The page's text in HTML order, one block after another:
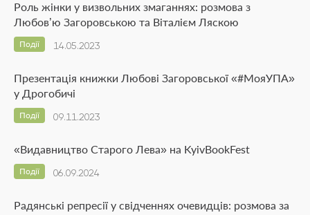
Роль жінки у визвольних змаганнях: розмова з
Любов’ю Загоровською та Віталієм Ляскою
14.05.2023
Події
Презентація книжки Любові Загоровської «#МояУПА»
у Дрогобичі
09.11.2023
Події
«Видавництво Старого Лева» на KyivBookFest
06.09.2024
Події
Радянські репресії у свідченнях очевидців: розмова за